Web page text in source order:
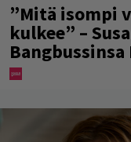
”Mitä isompi
kulkee” –